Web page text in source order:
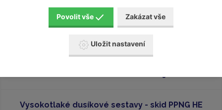
Generátor dusíku PSA PPNG 100-800 HE
Vysokotlaké dusíkové sestavy - skid PPNG HE
Povolit vše Zakázat vše
Uložit nastavení